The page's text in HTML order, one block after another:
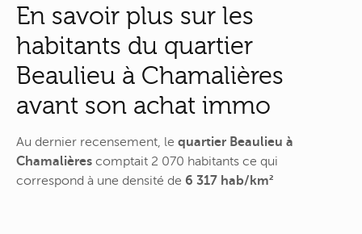
En savoir plus sur les
habitants du quartier
Beaulieu à Chamalières
avant son achat immo
Au dernier recensement, le quartier Beaulieu à
Chamalières comptait 2 070 habitants ce qui
correspond à une densité de 6 317 hab/km²